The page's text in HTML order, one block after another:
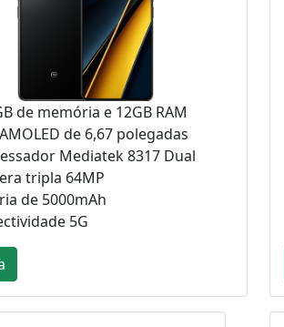
de memória e 12GB RAM
de 6,67 polegadas
Mediatek 8317 Dual
tripla 64MP
de 5000mAh
5G